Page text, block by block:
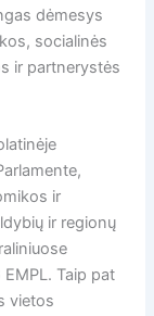
dėmesys
socialinės
ir partnerystės
ir
ir regionų
EMPL. Taip pat
vietos